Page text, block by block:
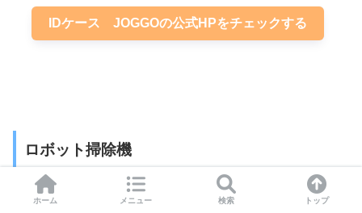
IDケース JOGGOの公式HPをチェックする
ロボット掃除機
ホーム メニュー 検索 トップ